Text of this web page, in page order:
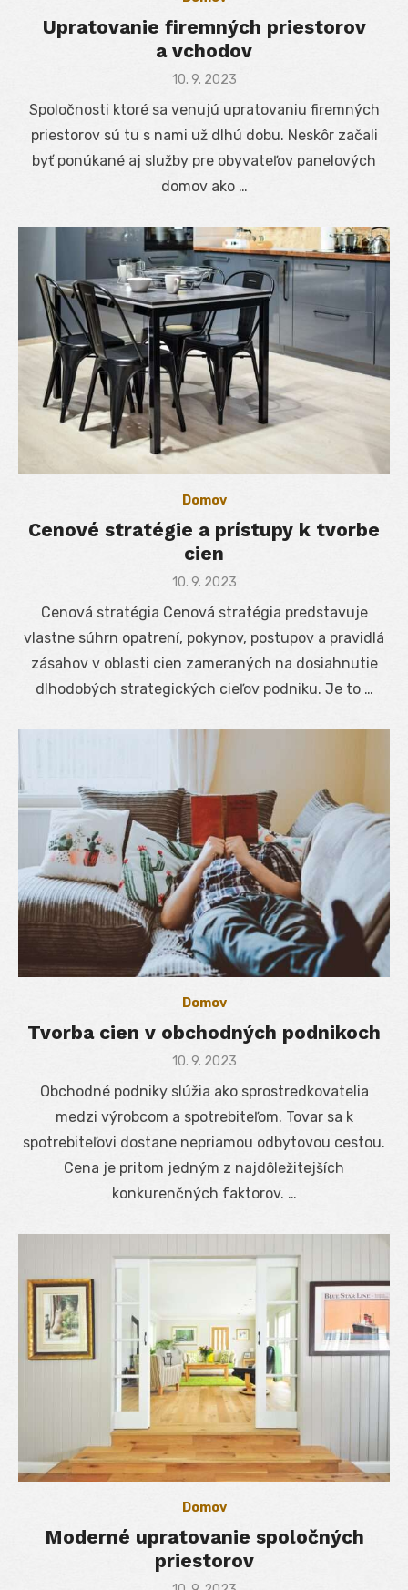
Upratovanie firemných priestorov
a vchodov
Posted
10. 9. 2023
Spoločnosti ktoré sa venujú upratovaniu firemných
priestorov sú tu s nami už dlhú dobu. Neskôr začali
byť ponúkané aj služby pre obyvateľov panelových
domov ako …
Domov
Cenové stratégie a prístupy k tvorbe
cien
Posted
10. 9. 2023
Cenová stratégia Cenová stratégia predstavuje
vlastne súhrn opatrení, pokynov, postupov a pravidlá
zásahov v oblasti cien zameraných na dosiahnutie
dlhodobých strategických cieľov podniku. Je to …
Domov
Tvorba cien v obchodných podnikoch
Posted
10. 9. 2023
Obchodné podniky slúžia ako sprostredkovatelia
medzi výrobcom a spotrebiteľom. Tovar sa k
spotrebiteľovi dostane nepriamou odbytovou cestou.
Cena je pritom jedným z najdôležitejších
konkurenčných faktorov. …
Domov
Moderné upratovanie spoločných
priestorov